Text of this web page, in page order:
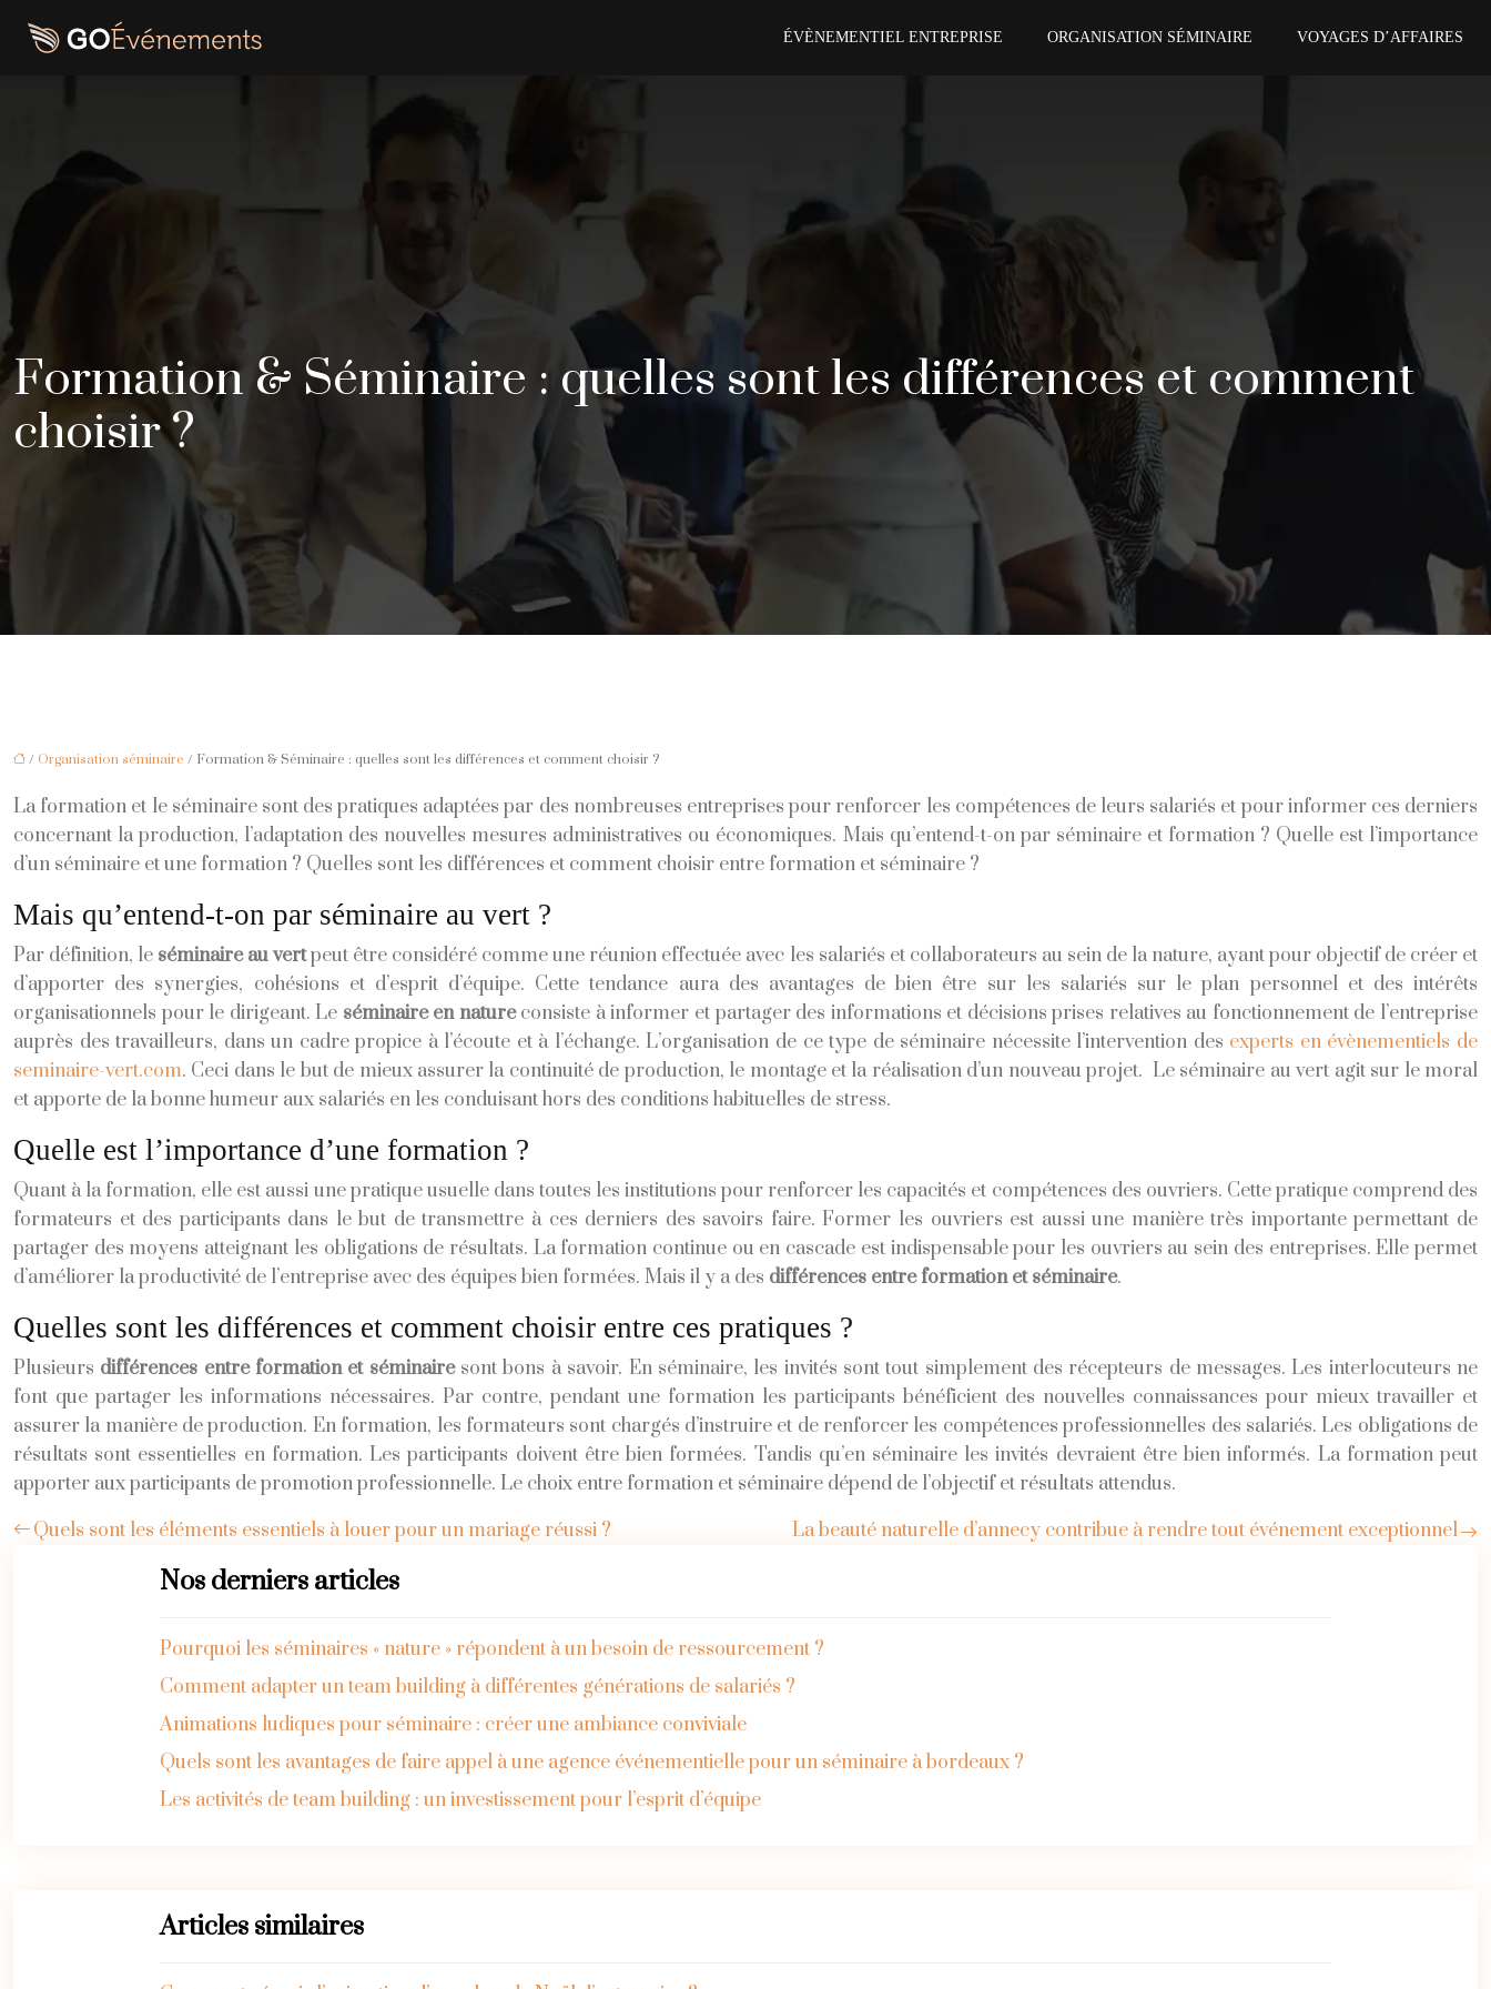
ÉVÈNEMENTIEL ENTREPRISE ORGANISATION SÉMINAIRE VOYAGES D’AFFAIRES
Formation & Séminaire : quelles sont les différences et comment
choisir ?
/ Organisation séminaire / Formation & Séminaire : quelles sont les différences et comment choisir ?
La formation et le séminaire sont des pratiques adaptées par des nombreuses entreprises pour renforcer les compétences de leurs salariés et pour informer ces derniers
concernant la production, l’adaptation des nouvelles mesures administratives ou économiques. Mais qu’entend-t-on par séminaire et formation ? Quelle est l’importance
d’un séminaire et une formation ? Quelles sont les différences et comment choisir entre formation et séminaire ?
Mais qu’entend-t-on par séminaire au vert ?
Par définition, le séminaire au vertpeut être considéré comme une réunion effectuée avec les salariés et collaborateurs au sein de la nature, ayant pour objectif de créer et
d’apporter des synergies, cohésions et d’esprit d’équipe. Cette tendance aura des avantages de bien être sur les salariés sur le plan personnel et des intérêts
organisationnels pour le dirigeant. Le séminaire en natureconsiste à informer et partager des informations et décisions prises relatives au fonctionnement de l’entreprise
auprès des travailleurs, dans un cadre propice à l’écoute et à l’échange. L’organisation de ce type de séminaire nécessite l’intervention des experts en évènementiels de
seminaire-vert.com. Ceci dans le but de mieux assurer la continuité de production, le montage et la réalisation d’un nouveau projet. Le séminaire au vert agit sur le moral
et apporte de la bonne humeur aux salariés en les conduisant hors des conditions habituelles de stress.
Quelle est l’importance d’une formation ?
Quant à la formation, elle est aussi une pratique usuelle dans toutes les institutions pour renforcer les capacités et compétences des ouvriers. Cette pratique comprend des
formateurs et des participants dans le but de transmettre à ces derniers des savoirs faire. Former les ouvriers est aussi une manière très importante permettant de
partager des moyens atteignant les obligations de résultats. La formation continue ou en cascade est indispensable pour les ouvriers au sein des entreprises. Elle permet
d’améliorer la productivité de l’entreprise avec des équipes bien formées. Mais il y a des différences entre formation et séminaire.
Quelles sont les différences et comment choisir entre ces pratiques ?
Plusieurs différences entre formation et séminairesont bons à savoir. En séminaire, les invités sont tout simplement des récepteurs de messages. Les interlocuteurs ne
font que partager les informations nécessaires. Par contre, pendant une formation les participants bénéficient des nouvelles connaissances pour mieux travailler et
assurer la manière de production. En formation, les formateurs sont chargés d’instruire et de renforcer les compétences professionnelles des salariés. Les obligations de
résultats sont essentielles en formation. Les participants doivent être bien formées. Tandis qu’en séminaire les invités devraient être bien informés. La formation peut
apporter aux participants de promotion professionnelle. Le choix entre formation et séminaire dépend de l’objectif et résultats attendus.
Quels sont les éléments essentiels à louer pour un mariage réussi ?
La beauté naturelle d’annecy contribue à rendre tout événement exceptionnel
Nos derniers articles
Pourquoi les séminaires « nature » répondent à un besoin de ressourcement ?
Comment adapter un team building à différentes générations de salariés ?
Animations ludiques pour séminaire : créer une ambiance conviviale
Quels sont les avantages de faire appel à une agence événementielle pour un séminaire à bordeaux ?
Les activités de team building : un investissement pour l’esprit d’équipe
Articles similaires